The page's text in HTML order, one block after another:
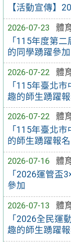
【活動宣傳】
2026-07-23
體
「115年度第
的同學踴躍參加
2026-07-22
體
「115年臺北
趣的師生踴躍
2026-07-22
體
「115年臺北
的師生踴躍報名
2026-07-16
體
「2026運管盃
參加
2026-07-13
體
「2026全民運
趣的師生踴躍